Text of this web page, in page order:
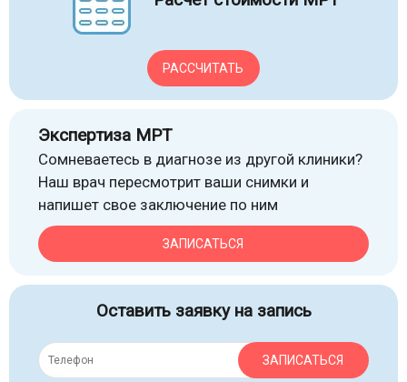
РАССЧИТАТЬ
Экспертиза МРТ
Сомневаетесь в диагнозе из другой клиники?
Наш врач пересмотрит ваши снимки и
напишет свое заключение по ним
ЗАПИСАТЬСЯ
Оставить заявку на запись
ЗАПИСАТЬСЯ